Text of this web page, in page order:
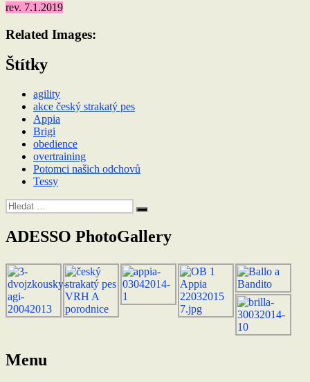
rev. 7.1.2019
Related Images:
Štítky
agility
akce český strakatý pes
Appia
Brigi
obedience
overtraining
Potomci našich odchovů
Tessy
Hledat:
Hledání
ADESSO PhotoGallery
Menu